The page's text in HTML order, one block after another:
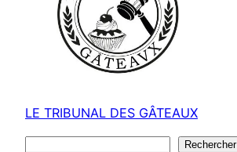
LE TRIBUNAL DES GÂTEAUX
Rechercher